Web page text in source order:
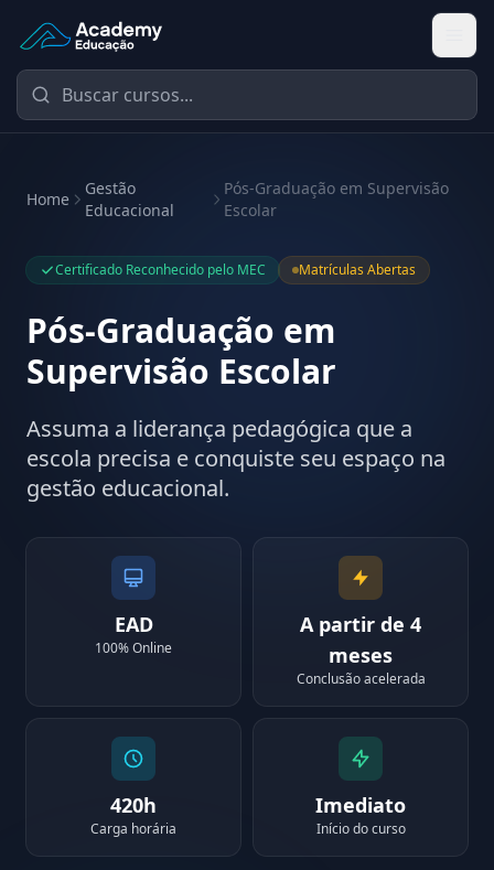
Academy Educação — Página Inicial
Home
Gestão
Educacional
Pós-Graduação em Supervisão
Escolar
Certificado Reconhecido pelo MEC Matrículas Abertas
Pós-Graduação em
Supervisão Escolar
Assuma a liderança pedagógica que a
escola precisa e conquiste seu espaço na
gestão educacional.
EAD
100% Online
A partir de 4
meses
Conclusão acelerada
420h
Carga horária
Imediato
Início do curso